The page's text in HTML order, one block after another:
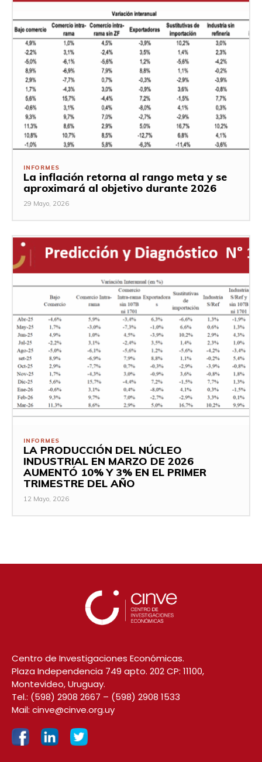
INFORMES
La inflación retorna al rango meta y se
aproximará al objetivo durante 2026
29 Mayo, 2026
INFORMES
LA PRODUCCIÓN DEL NÚCLEO
INDUSTRIAL EN MARZO DE 2026
AUMENTÓ 10% Y 3% EN EL PRIMER
TRIMESTRE DEL AÑO
12 Mayo, 2026
Centro de Investigaciones Económicas.
Plaza Independencia 749 apto. 202 CP: 11100,
Montevideo, Uruguay.
Tel.: (598) 2908 2667 – (598) 2908 1533
Mail: cinve@cinve.org.uy